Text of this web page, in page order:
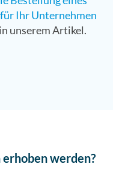
Ihr Unternehmen
unserem Artikel.
werden?